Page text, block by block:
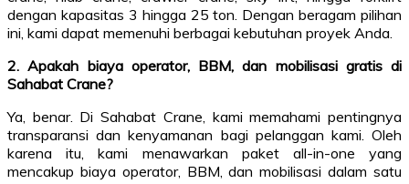
dengan kapasitas 3 hingga 25 ton. Dengan beragam pilihan
ini, kami dapat memenuhi berbagai kebutuhan proyek Anda.
2. Apakah biaya operator, BBM, dan mobilisasi gratis di
Sahabat Crane?
Ya, benar. Di Sahabat Crane, kami memahami pentingnya
transparansi dan kenyamanan bagi pelanggan kami. Oleh
karena itu, kami menawarkan paket all-in-one yang
mencakup biaya operator, BBM, dan mobilisasi dalam satu